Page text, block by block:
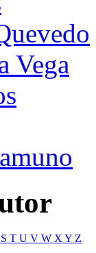
Vega
S T U V W XY Z